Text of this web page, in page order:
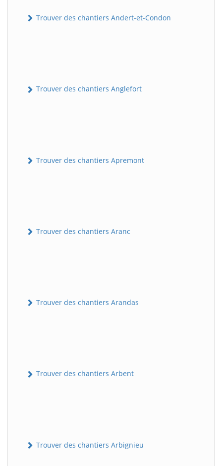
Trouver des chantiers Andert-et-Condon
Trouver des chantiers Anglefort
Trouver des chantiers Apremont
Trouver des chantiers Aranc
Trouver des chantiers Arandas
Trouver des chantiers Arbent
Trouver des chantiers Arbignieu